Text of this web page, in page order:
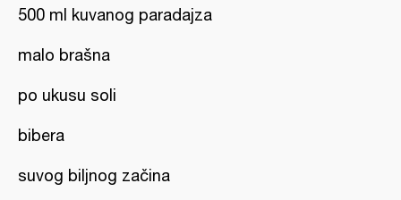
500 ml kuvanog paradajza
malo brašna
po ukusu soli
bibera
suvog biljnog začina